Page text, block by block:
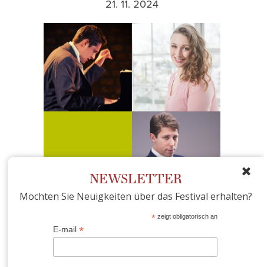
21. 11. 2024
LUCIE VAGENKNECHTOVÁ,
DANIEL KLÁNSKÝ,
19. 12. 2024
NEWSLETTER
Möchten Sie Neuigkeiten über das Festival erhalten?
*zeigt obligatorisch an
E-mail *